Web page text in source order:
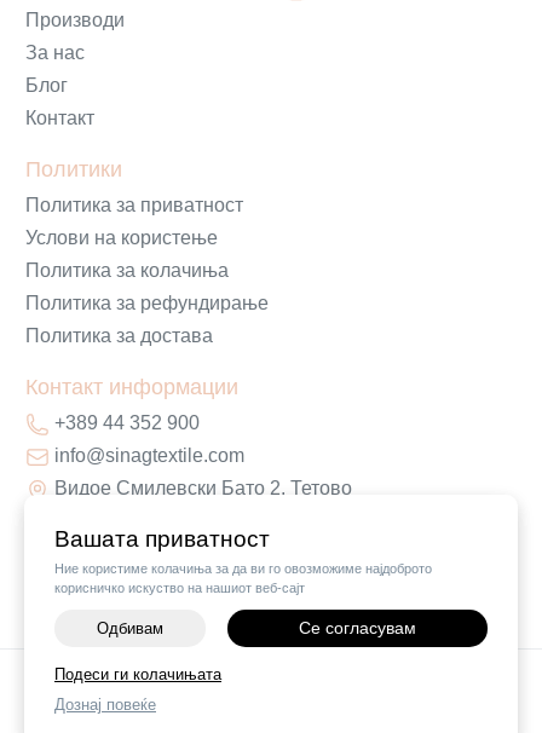
Вашата приватност
Ние користиме колачиња за да ви го овозможиме најдоброто
корисничко искуство на нашиот веб-сајт
Одбивам Се согласувам
Подеси ги колачињата
Дознај повеќе
+
Производи
За нас
Блог
Контакт
Политики
Политика за приватност
Услови на користење
Политика за колачиња
Политика за рефундирање
Политика за достава
Контакт информации
+389 44 352 900
info@sinagtextile.com
Видое Смилевски Бато 2, Тетово
©2026Vendor x
Поставки за колачиња